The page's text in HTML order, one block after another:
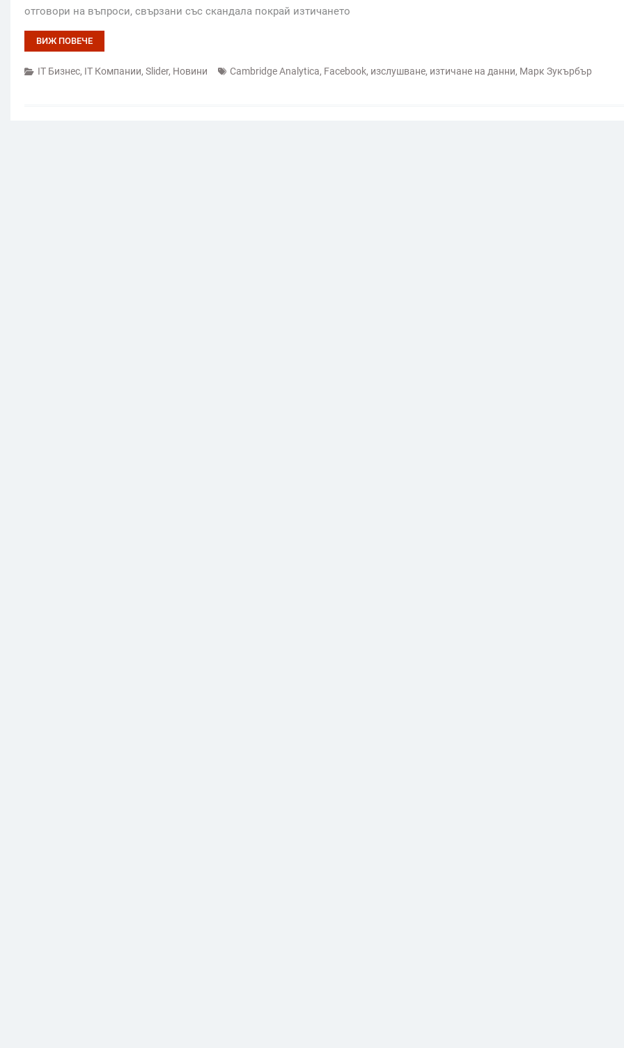
отговори на въпроси, свързани със скандала покрай изтичането
ВИЖ ПОВЕЧЕ
IT Бизнес, IT Компании, Slider, Новини Cambridge Analytica, Facebook, изслушване, изтичане на данни, Марк Зукърбър